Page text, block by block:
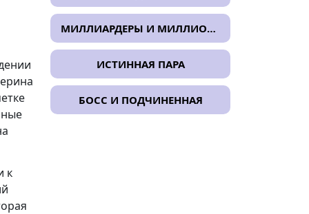
к
МИЛЛИАРДЕРЫ И МИЛЛИОНЕРЫ
ИСТИННАЯ ПАРА
БОСС И ПОДЧИНЕННАЯ